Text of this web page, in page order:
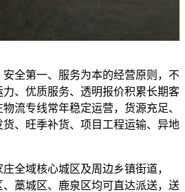
全第一、服务为本的经营原则，不
、优质服务、透明报价积累长期客
流专线常年稳定运营，货源充足、
、旺季补货、项目工程运输、异地
全域核心城区及周边乡镇街道，
藁城区、鹿泉区均可直达派送，送